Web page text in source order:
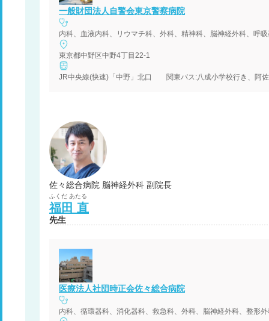
一般財団法人自警会東京警察病院
東京都中野区中野4丁目22-1
佐々総合病院 脳神経外科 副院長
ふくだ あたる
福田 直
先生
医療法人社団時正会佐々総合病院